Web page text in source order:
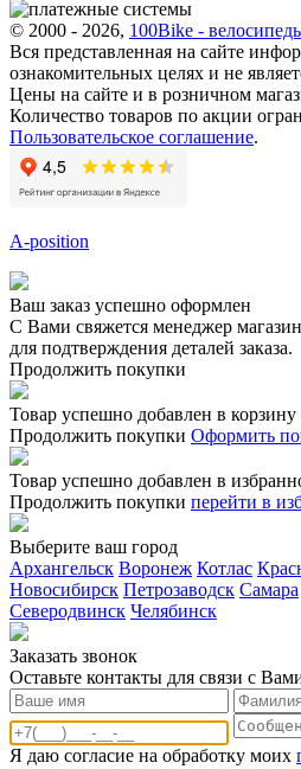
© 2000 - 2026, 100Bike -
Вся представленная на сайте
ознакомительных целях и не
Цены на сайте и в розничном
Количество товаров по акции
Пользовательское соглашение.
A-position
Ваш заказ успешно оформлен
С Вами свяжется менеджер
для подтверждения деталей заказа.
Продолжить покупки
Товар успешно добавлен в корзину
Продолжить покупки Оформить
Товар успешно добавлен в
Продолжить покупки перейти в
Выберите ваш город
Архангельск Воронеж Котлас
Новосибирск Петрозаводск Самара
Северодвинск Челябинск
Заказать звонoк
Оставьте контакты для связи с
Я даю согласие на обработку моих